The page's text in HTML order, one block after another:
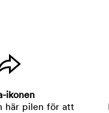
ikonen
här pilen för att